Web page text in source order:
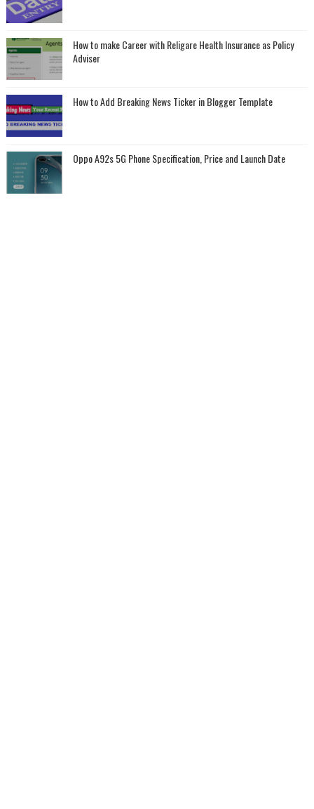
How to make Career with Religare Health Insurance as Policy
Adviser
How to Add Breaking News Ticker in Blogger Template
Oppo A92s 5G Phone Specification, Price and Launch Date